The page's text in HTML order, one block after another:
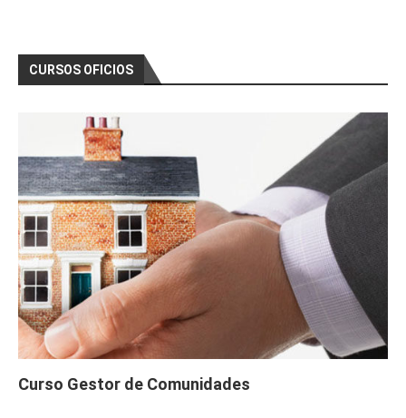
CURSOS OFICIOS
Curso Gestor de Comunidades